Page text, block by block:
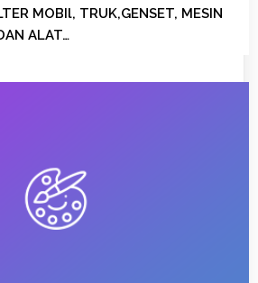
MOBIl, TRUK,GENSET, MESIN
ALAT…